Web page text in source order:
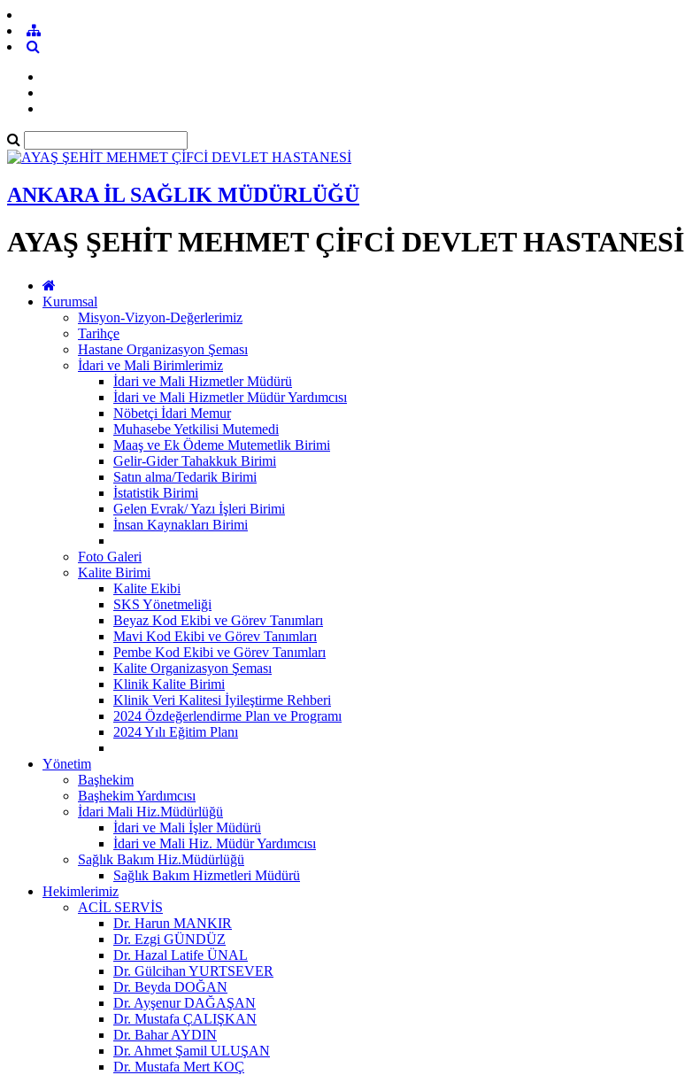
ANKARA İL SAĞLIK MÜDÜRLÜĞÜ
AYAŞ ŞEHİT MEHMET ÇİFCİ DEVLET HASTANESİ
Kurumsal
Misyon-Vizyon-Değerlerimiz
Tarihçe
Hastane Organizasyon Şeması
İdari ve Mali Birimlerimiz
İdari ve Mali Hizmetler Müdürü
İdari ve Mali Hizmetler Müdür Yardımcısı
Nöbetçi İdari Memur
Muhasebe Yetkilisi Mutemedi
Maaş ve Ek Ödeme Mutemetlik Birimi
Gelir-Gider Tahakkuk Birimi
Satın alma/Tedarik Birimi
İstatistik Birimi
Gelen Evrak/ Yazı İşleri Birimi
İnsan Kaynakları Birimi
Foto Galeri
Kalite Birimi
Kalite Ekibi
SKS Yönetmeliği
Beyaz Kod Ekibi ve Görev Tanımları
Mavi Kod Ekibi ve Görev Tanımları
Pembe Kod Ekibi ve Görev Tanımları
Kalite Organizasyon Şeması
Klinik Kalite Birimi
Klinik Veri Kalitesi İyileştirme Rehberi
2024 Özdeğerlendirme Plan ve Programı
2024 Yılı Eğitim Planı
Yönetim
Başhekim
Başhekim Yardımcısı
İdari Mali Hiz.Müdürlüğü
İdari ve Mali İşler Müdürü
İdari ve Mali Hiz. Müdür Yardımcısı
Sağlık Bakım Hiz.Müdürlüğü
Sağlık Bakım Hizmetleri Müdürü
Hekimlerimiz
ACİL SERVİS
Dr. Harun MANKIR
Dr. Ezgi GÜNDÜZ
Dr. Hazal Latife ÜNAL
Dr. Gülcihan YURTSEVER
Dr. Beyda DOĞAN
Dr. Ayşenur DAĞAŞAN
Dr. Mustafa ÇALIŞKAN
Dr. Bahar AYDIN
Dr. Ahmet Şamil ULUŞAN
Dr. Mustafa Mert KOÇ